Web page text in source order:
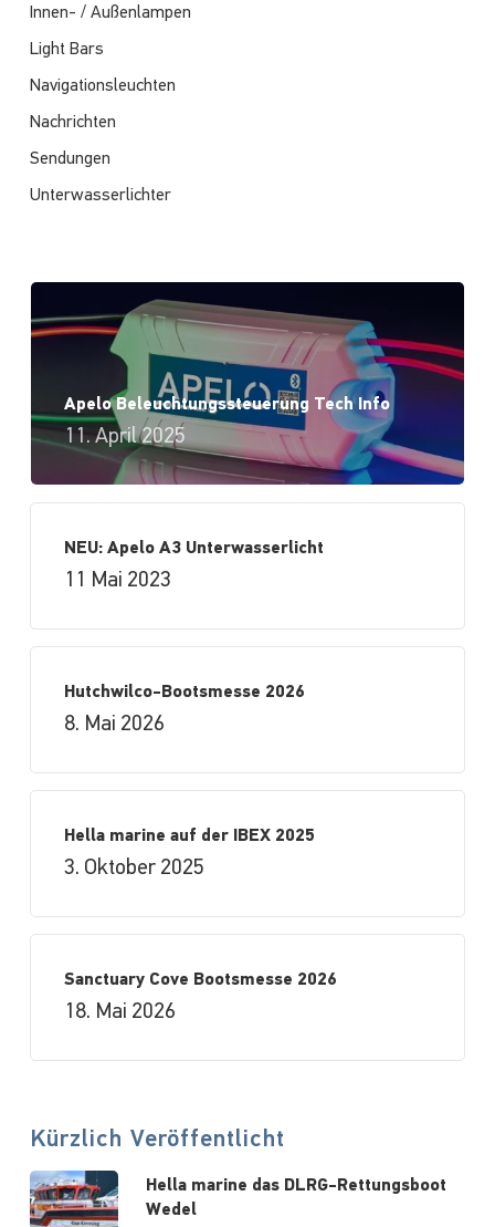
Innen- / Außenlampen
Light Bars
Navigationsleuchten
Nachrichten
Sendungen
Unterwasserlichter
Apelo Beleuchtungssteuerung Tech Info
11. April 2025
NEU: Apelo A3 Unterwasserlicht
11 Mai 2023
Hutchwilco-Bootsmesse 2026
8. Mai 2026
Hella marine auf der IBEX 2025
3. Oktober 2025
Sanctuary Cove Bootsmesse 2026
18. Mai 2026
Kürzlich Veröffentlicht
Hella marine das DLRG-Rettungsboot
Wedel